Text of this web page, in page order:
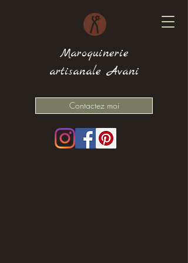
Maroquinerie
artisanale Avani
Contactez moi